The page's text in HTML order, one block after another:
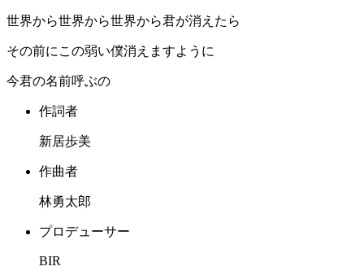
世界から世界から世界から君が消えたら
その前にこの弱い僕消えますように
今君の名前呼ぶの
作詞者
新居歩美
作曲者
林勇太郎
プロデューサー
BIR